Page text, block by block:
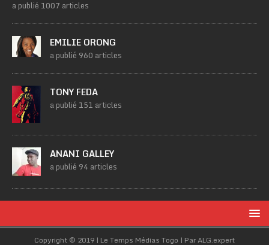
a publié 1007 articles
EMILIE ORONG
a publié 960 articles
TONY FEDA
a publié 151 articles
ANANI GALLEY
a publié 94 articles
Copyright © 2019 | Le Temps Médias Togo | Par ALG.expert